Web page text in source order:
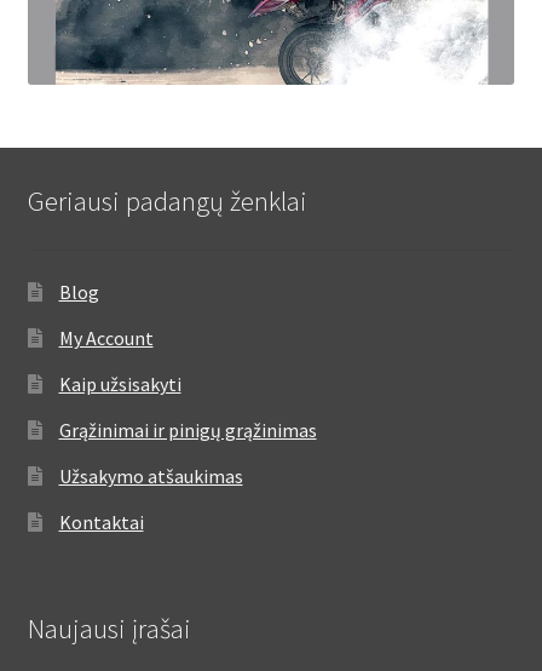
Geriausi padangų ženklai
Blog
My Account
Kaip užsisakyti
Grąžinimai ir pinigų grąžinimas
Užsakymo atšaukimas
Kontaktai
Naujausi įrašai